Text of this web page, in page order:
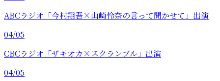
ABCラジオ「今村翔吾×山崎怜奈の言って聞かせて」出演
04/05
CBCラジオ「ザキオカ×スクランブル」出演
04/05